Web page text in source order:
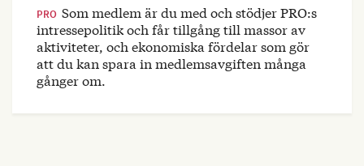
PRO Som medlem är du med och stödjer PRO:s
intressepolitik och får tillgång till massor av
aktiviteter, och ekonomiska fördelar som gör
att du kan spara in medlemsavgiften många
gånger om.